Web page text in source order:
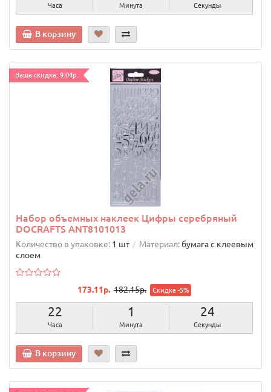
Часа Минута Секунды
В корзину
Ваша скидка: 9.04р.
Набор объемных наклеек Цифры серебряный
DOCRAFTS ANT8101013
Количество в упаковке: 1 шт Материал: бумага с клеевым
слоем
173.11р. 182.15р. Скидка -5%
22
Часа
1
Минута
23
Секунды
В корзину